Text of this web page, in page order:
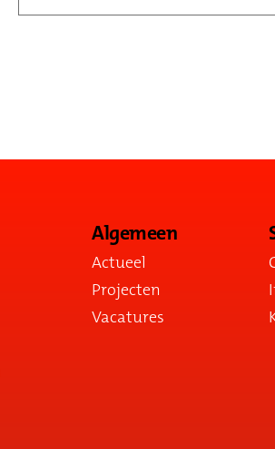
Algemeen
Actueel
Projecten
Vacatures